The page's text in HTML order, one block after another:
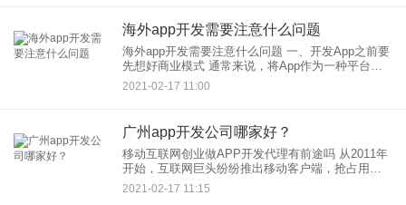
海外app开发需要注意什么问题
海外app开发需要注意什么问题 一、开发App之前要
先想好商业模式 通常来说，将App作为一种平台，
帮助两个相互依存的群体进行交流是一种不错的商
2021-02-17 11:00
广州app开发公司哪家好？
移动互联网创业做APP开发代理有前途吗 从2011年
开始，互联网巨头纷纷推出移动客户端，抢占用户
手机桌面。随着移动互联网大潮掀起的O2O模式，
更是把手机APP推上
2021-02-17 11:15